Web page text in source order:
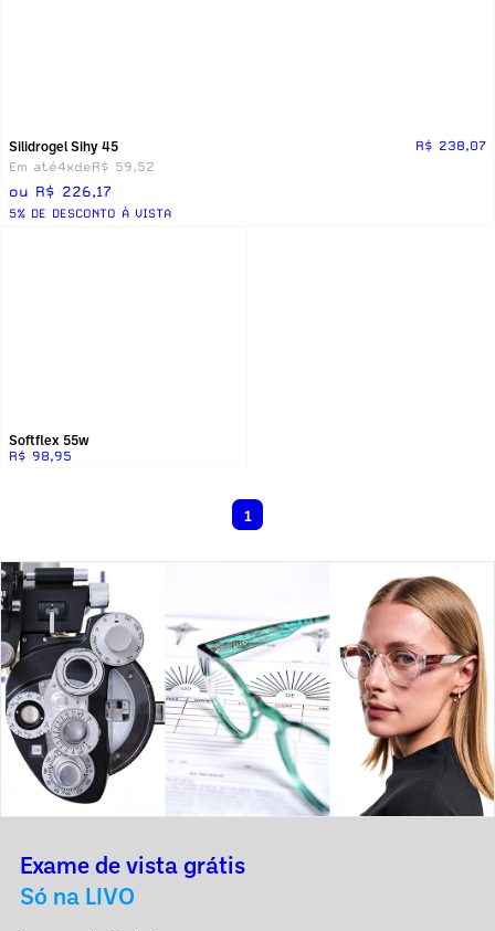
Silidrogel Sihy 45
R$ 238,07
Em até4xdeR$ 59,52
ou R$ 226,17
5% DE DESCONTO Á VISTA
Softflex 55w
R$ 98,95
1
Exame de vista grátis
Só na LIVO